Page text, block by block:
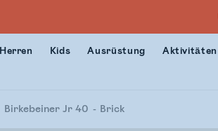
Herren Kids Ausrüstung Aktivitäten
Birkebeiner Jr 40 Brick